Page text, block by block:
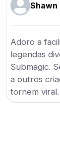
Shawn
Adoro a
legendas
Submagic.
a outros
tornem viral.